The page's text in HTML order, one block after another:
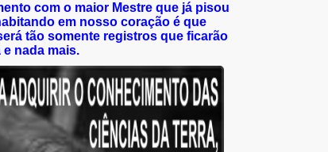
com o maior Mestre que já pisou
em nosso coração é que
tão somente registros que ficarão
nada mais.